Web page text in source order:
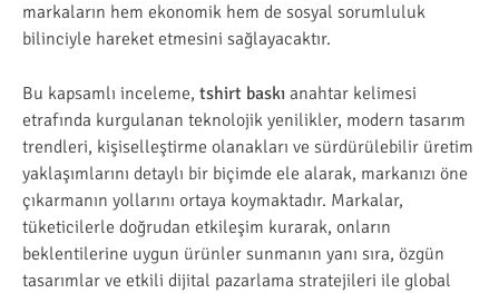
markaların hem ekonomik hem de sosyal sorumluluk
bilinciyle hareket etmesini sağlayacaktır.
Bu kapsamlı inceleme, tshirt baskı anahtar kelimesi
etrafında kurgulanan teknolojik yenilikler, modern tasarım
trendleri, kişiselleştirme olanakları ve sürdürülebilir üretim
yaklaşımlarını detaylı bir biçimde ele alarak, markanızı öne
çıkarmanın yollarını ortaya koymaktadır. Markalar,
tüketicilerle doğrudan etkileşim kurarak, onların
beklentilerine uygun ürünler sunmanın yanı sıra, özgün
tasarımlar ve etkili dijital pazarlama stratejileri ile global